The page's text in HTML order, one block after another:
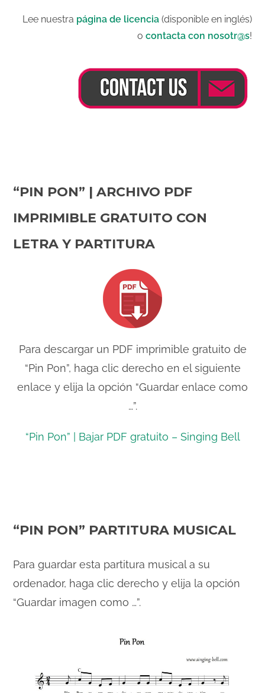
Lee nuestra página de licencia(disponible en inglés)
o contacta con nosotr@s!
“PIN PON” | ARCHIVO PDF
IMPRIMIBLE GRATUITO CON
LETRA Y PARTITURA
Para descargar un PDF imprimible gratuito de
“Pin Pon”, haga clic derecho en el siguiente
enlace y elija la opción “Guardar enlace como
…”.
“Pin Pon” | Bajar PDF gratuito – Singing Bell
“PIN PON” PARTITURA MUSICAL
Para guardar esta partitura musical a su
ordenador, haga clic derecho y elija la opción
“Guardar imagen como …”.